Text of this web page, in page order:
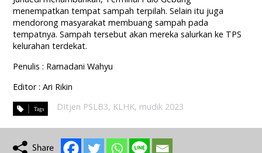
menempatkan tempat sampah terpilah. Selain itu juga
mendorong masyarakat membuang sampah pada
tempatnya. Sampah tersebut akan mereka salurkan ke TPS
kelurahan terdekat.
Penulis : Ramadani Wahyu
Editor : Ari Rikin
DItjen PSLB3, KLHK, mudik 2023